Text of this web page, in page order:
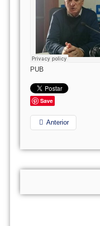
PUB
Save
Anterior